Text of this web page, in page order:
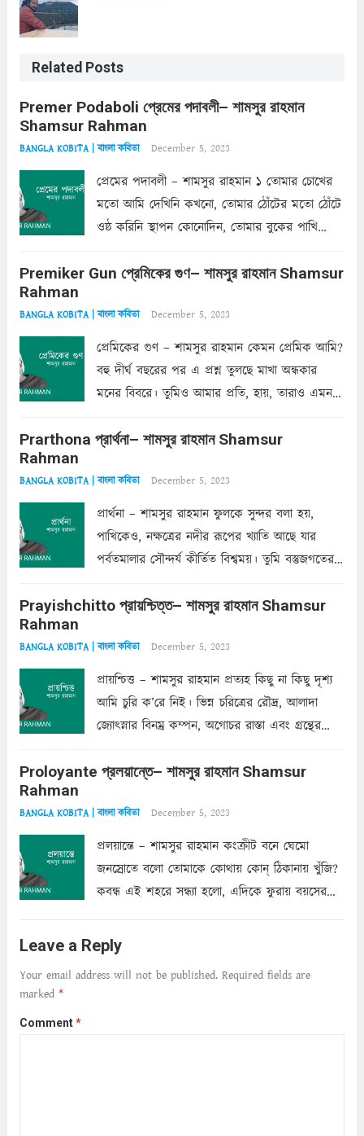
Related Posts
Premer Podaboli প্রেমের পদাবলী– শামসুর রাহমান
Shamsur Rahman
BANGLA KOBITA | বাংলা কবিতা December 5, 2023
প্রেমের পদাবলী – শামসুর রাহমান ১ তোমার চোখের
মতো আমি দেখিনি কখনো, তোমার ঠোঁটের মতো ঠোঁটে
ওষ্ঠ করিনি স্থাপন কোনোদিন, তোমার বুকের পাখি
কোথাও কি এরকম ছায়া দেয় ক্লান্তির প্রহরে? মুছে
Premiker Gun প্রেমিকের গুণ– শামসুর রাহমান Shamsur
Rahman
BANGLA KOBITA | বাংলা কবিতা December 5, 2023
প্রেমিকের গুণ – শামসুর রাহমান কেমন প্রেমিক আমি?
বহু দীর্ঘ বছরের পর এ প্রশ্ন তুলছে মাখা অন্ধকার
মনের বিবরে। তুমিও আমার প্রতি, হায়, তারাও এমন
একান্ত জরুরি- নইলে একটি দেয়াল নিমেষেই ভীষণ
Prarthona প্রার্থনা– শামসুর রাহমান Shamsur
Rahman
BANGLA KOBITA | বাংলা কবিতা December 5, 2023
প্রার্থনা – শামসুর রাহমান ফুলকে সুন্দর বলা হয়,
পাখিকেও, নক্ষত্রের নদীর রূপের খ্যাতি আছে যার
পর্বতমালার সৌন্দর্য কীর্তিত বিশ্বময়। তুমি বস্তুজগতের
তার সুষমায় পার্থক্য অনেক। তোমাকে সুন্দরী বলা চলে,
Prayishchitto প্রায়শ্চিত্ত– শামসুর রাহমান Shamsur
Rahman
BANGLA KOBITA | বাংলা কবিতা December 5, 2023
প্রায়শ্চিত্ত – শামসুর রাহমান প্রত্যহ কিছু না কিছু দৃশ্য
আমি চুরি ক’রে নিই। ভিন্ন চরিত্রের রৌদ্র, আলাদা
জ্যোৎস্নার বিনম্র কম্পন, অগোচর রাস্তা এবং গ্রন্থের
ছায়াচ্ছন্ন মোহন মিথুন মূর্তি, লোপামুদ্রা ভীষণ বিব্রত
Proloyante প্রলয়ান্তে– শামসুর রাহমান Shamsur
Rahman
BANGLA KOBITA | বাংলা কবিতা December 5, 2023
প্রলয়ান্তে – শামসুর রাহমান কংক্রীট বনে ঘেমো
জনস্রোতে বলো তোমাকে কোথায় কোন্‌ ঠিকানায় খুঁজি?
কবন্ধ এই শহরে সন্ধ্যা হলো, এদিকে ফুরায় বয়সের
আমার শরীরে সখ্য গড়ে, তোমার গহন ঊর্মিল যৌবন
আনে আশ্বন...
Leave a Reply
Your email address will not be published. Required fields are
marked *
Comment*